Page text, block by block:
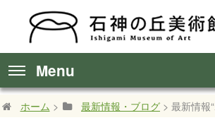
Menu
ホーム > 最新情報・ブログ > 最新情報